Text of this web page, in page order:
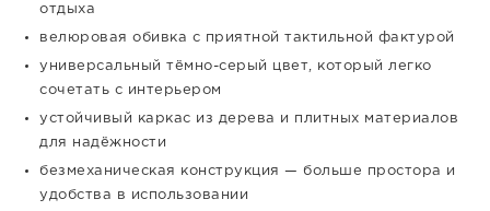
отдыха
велюровая обивка с приятной тактильной фактурой
универсальный тёмно-серый цвет, который легко
сочетать с интерьером
устойчивый каркас из дерева и плитных материалов
для надёжности
безмеханическая конструкция — больше простора и
удобства в использовании